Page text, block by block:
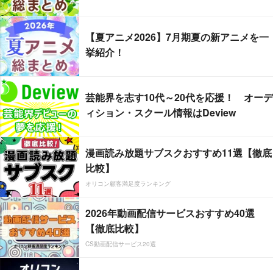
【夏アニメ2026】7月期夏の新アニメを一
挙紹介！
芸能界を志す10代～20代を応援！ オーデ
ィション・スクール情報はDeview
漫画読み放題サブスクおすすめ11選【徹底
比較】
オリコン顧客満足度ランキング
2026年動画配信サービスおすすめ40選
【徹底比較】
CS動画配信サービス20選